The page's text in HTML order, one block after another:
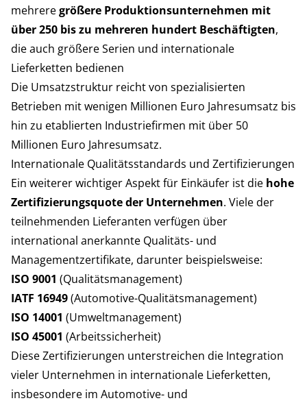
mehreregrößere Produktionsunternehmen mit
über 250 bis zu mehreren hundert Beschäftigten,
die auch größere Serien und internationale
Lieferketten bedienen
Die Umsatzstruktur reicht von spezialisierten
Betrieben mit wenigen Millionen Euro Jahresumsatz bis
hin zu etablierten Industriefirmen mit über 50
Millionen Euro Jahresumsatz.
Internationale Qualitätsstandards und Zertifizierungen
Ein weiterer wichtiger Aspekt für Einkäufer ist die hohe
Zertifizierungsquote der Unternehmen. Viele der
teilnehmenden Lieferanten verfügen über
international anerkannte Qualitäts- und
Managementzertifikate, darunter beispielsweise:
ISO 9001 (Qualitätsmanagement)
IATF 16949(Automotive-Qualitätsmanagement)
ISO 14001 (Umweltmanagement)
ISO 45001 (Arbeitssicherheit)
Diese Zertifizierungen unterstreichen die Integration
vieler Unternehmen in internationale Lieferketten,
insbesondere im Automotive- und